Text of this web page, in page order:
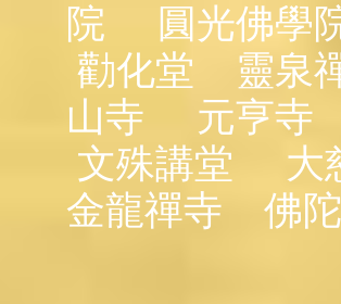
院
圓光佛學
勸化堂
靈泉
山寺
元亨寺
文殊講堂
大
金龍禪寺
佛